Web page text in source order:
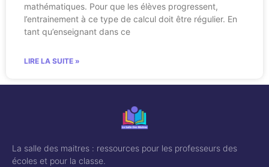
mathématiques. Pour que les élèves progressent,
l’entrainement à ce type de calcul doit être régulier. En
tant qu’enseignant dans ce
LIRE LA SUITE »
La salle des maitres : ressources pour les professeurs des
écoles et pour la classe.